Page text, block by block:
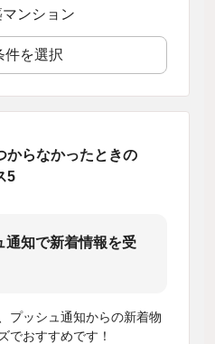
マンション
件を選択
からなかったときの
5
通知で新着情報を受
プッシュ通知からの新着物
でおすすめです！